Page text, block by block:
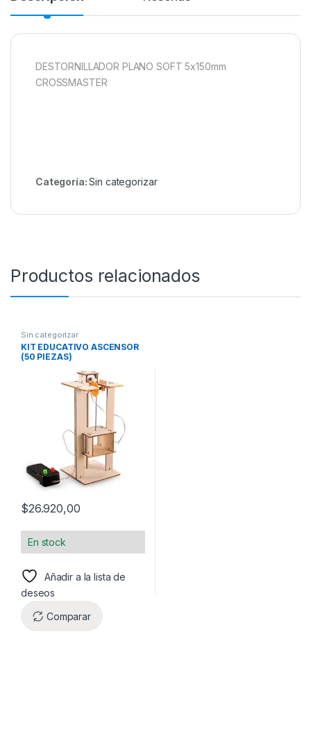
DESTORNILLADOR PLANO SOFT 5x150mm
CROSSMASTER
Categoría:Sin categorizar
Productos relacionados
Sin categorizar
KIT EDUCATIVO ASCENSOR
(50 PIEZAS)
$26.920,00
En stock
Añadir a la lista de
deseos
Comparar